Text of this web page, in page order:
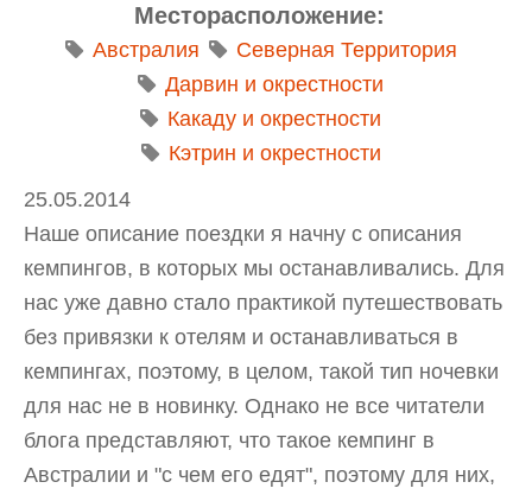
Месторасположение:
Австралия
Северная Территория
Дарвин и окрестности
Какаду и окрестности
Кэтрин и окрестности
25.05.2014
Наше описание поездки я начну с описания
кемпингов, в которых мы останавливались. Для
нас уже давно стало практикой путешествовать
без привязки к отелям и останавливаться в
кемпингах, поэтому, в целом, такой тип ночевки
для нас не в новинку. Однако не все читатели
блога представляют, что такое кемпинг в
Австралии и "с чем его едят", поэтому для них,